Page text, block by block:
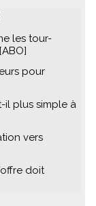
les tour-
pour
il plus simple à
vers
doit